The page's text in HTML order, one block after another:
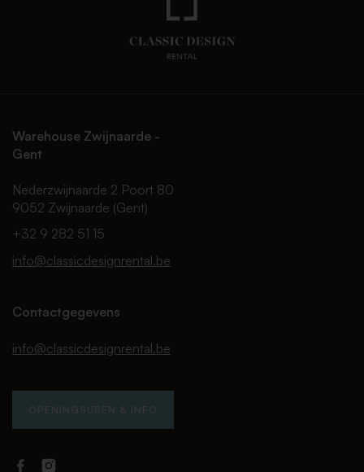
Warehouse Zwijnaarde -
Gent
Nederzwijnaarde 2 Poort 80
9052 Zwijnaarde (Gent)
+32 9 282 51 15
info@classicdesignrental.be
Contactgegevens
info@classicdesignrental.be
OPENINGSUREN & INFO
FacebookInstagram